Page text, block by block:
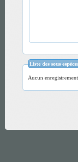
Liste des sous
Aucun